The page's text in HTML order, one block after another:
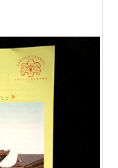
害者が、被疑者